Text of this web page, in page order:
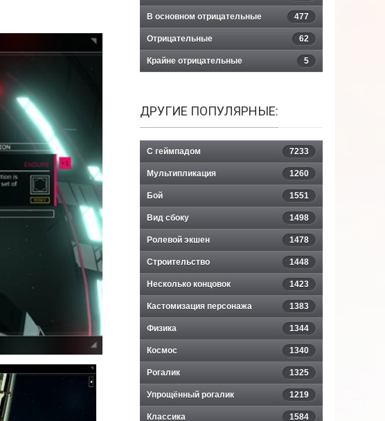
В основном отрицательные 477
Отрицательные 62
Крайне отрицательные 5
ДРУГИЕ ПОПУЛЯРНЫЕ:
С геймпадом 7233
Мультипликация 1260
Бой 1551
Вид сбоку 1498
Ролевой экшен 1478
Строительство 1448
Несколько концовок 1423
Кастомизация персонажа 1383
Физика 1344
Космос 1340
Рогалик 1325
Упрощённый рогалик 1219
Классика 1584